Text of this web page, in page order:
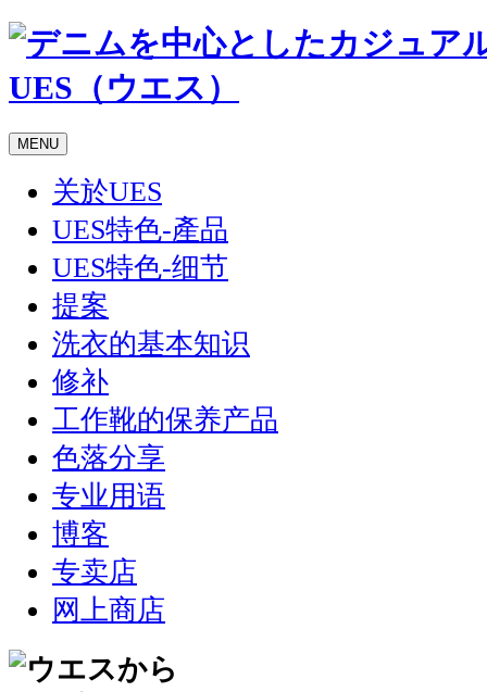
MENU
关於UES
UES特色-產品
UES特色-细节
提案
洗衣的基本知识
修补
工作靴的保养产品
色落分享
专业用语
博客
专卖店
网上商店